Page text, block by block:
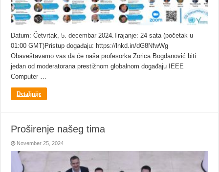
Datum: Četvrtak, 5. decembar 2024.Trajanje: 24 sata (početak u
01:00 GMT)Pristup događaju: https://lnkd.in/dG8NfwWg
Obaveštavamo vas da će naša profesorka Zorica Bogdanović biti
jedan od moderatorana prestižnom globalnom događaju IEEE
Computer …
Detaljnije
Proširenje našeg tima
November 25, 2024